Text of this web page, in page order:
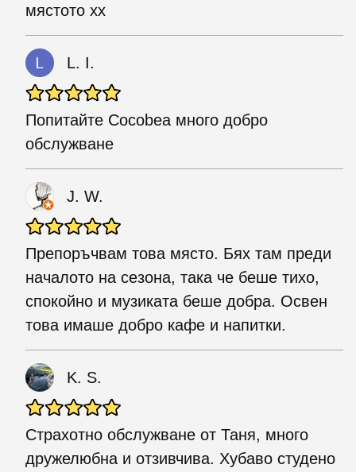
мястото xx
L. I.
Попитайте Cocobea много добро
обслужване
J. W.
Препоръчвам това място. Бях там преди
началото на сезона, така че беше тихо,
спокойно и музиката беше добра. Освен
това имаше добро кафе и напитки.
K. S.
Страхотно обслужване от Таня, много
дружелюбна и отзивчива. Хубаво студено